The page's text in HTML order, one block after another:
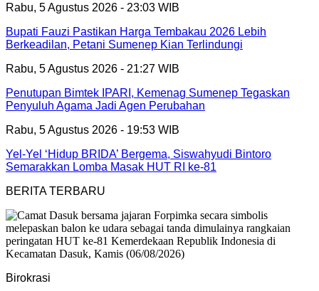
Rabu, 5 Agustus 2026 - 23:03 WIB
Bupati Fauzi Pastikan Harga Tembakau 2026 Lebih
Berkeadilan, Petani Sumenep Kian Terlindungi
Rabu, 5 Agustus 2026 - 21:27 WIB
Penutupan Bimtek IPARI, Kemenag Sumenep Tegaskan
Penyuluh Agama Jadi Agen Perubahan
Rabu, 5 Agustus 2026 - 19:53 WIB
Yel-Yel ‘Hidup BRIDA’ Bergema, Siswahyudi Bintoro
Semarakkan Lomba Masak HUT RI ke-81
BERITA TERBARU
Birokrasi